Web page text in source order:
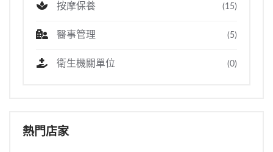
按摩保養 (15)
醫事管理 (5)
衛生機關單位 (0)
熱門店家